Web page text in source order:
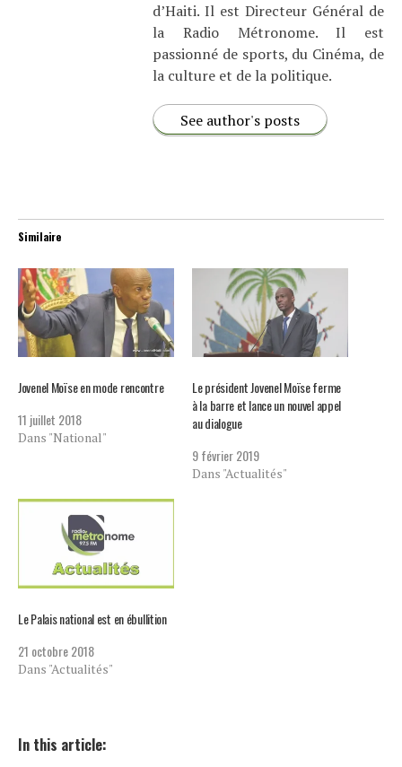
d’Haiti. Il est Directeur Général de
la Radio Métronome. Il est
passionné de sports, du Cinéma, de
la culture et de la politique.
See author's posts
Similaire
Jovenel Moïse en mode rencontre
11 juillet 2018
Dans "National"
Le président Jovenel Moïse ferme
à la barre et lance un nouvel appel
au dialogue
9 février 2019
Dans "Actualités"
Le Palais national est en ébullition
21 octobre 2018
Dans "Actualités"
In this article: